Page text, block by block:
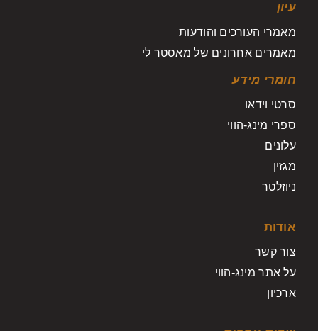
עיון
מאמרי העורכים והודעות
מאמרים אחרונים של מאסטר לי
חומרי מידע
סרטי וידאו
ספרי מינג-הווי
עלונים
מגזין
ניוזלטר
אודות
צור קשר
על אתר מינג-הווי
ארכיון